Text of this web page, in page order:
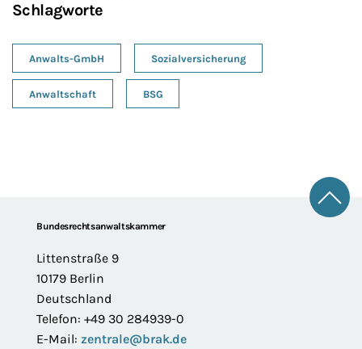
Schlagworte
Anwalts-GmbH Sozialversicherung
Anwaltschaft BSG
FooterBundesrechtsanwaltskammer
Littenstraße 9
10179 Berlin
Deutschland
Telefon: +49 30 284939-0
E-Mail: zentrale@brak.de